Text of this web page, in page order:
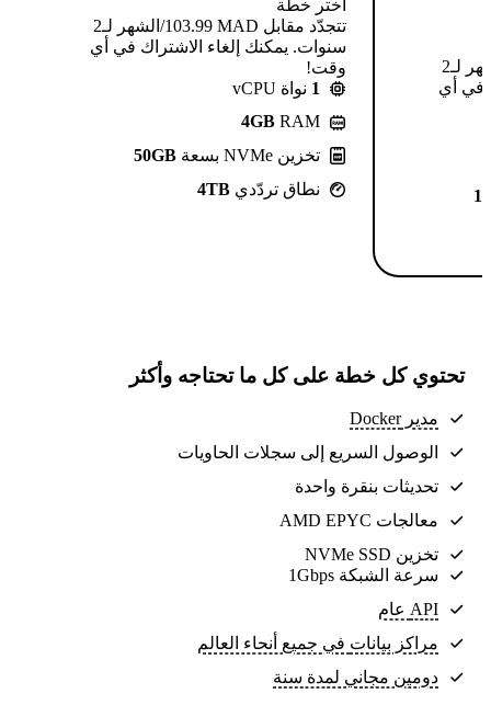
اختر خطة
تتجدّد مقابل MAD ⁦103.99⁩/الشهر لـ2
سنوات. يمكنك إلغاء الاشتراك في أي
وقت!
1 نواة vCPU
4GB RAM
تخزين NVMe بسعة
50GB
نطاق تردّدي 4TB
تتجدّد مقابل MAD ⁦124.99⁩/الشهر لـ2
في أي
تحتوي كل خطة على كل ما تحتاجه وأكثر
مدير Docker
الوصول السريع إلى سجلات الحاويات
تحديثات بنقرة واحدة
معالجات AMD EPYC
تخزين NVMe SSD
سرعة الشبكة 1Gbps
API عام
مراكز بيانات في جميع أنحاء العالم
دومين مجاني لمدة سنة